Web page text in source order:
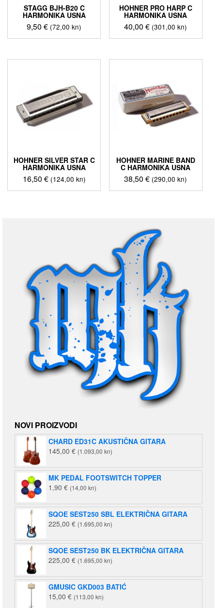
STAGG BJH-B20 C
HARMONIKA USNA
9,50€ (72,00 kn)
HOHNER PRO HARP C
HARMONIKA USNA
40,00€ (301,00 kn)
HOHNER SILVER STAR C
HARMONIKA USNA
16,50 € (124,00 kn)
HOHNER MARINE BAND
C HARMONIKA USNA
38,50€ (290,00 kn)
NOVI PROIZVODI
CHARD ED31C AKUSTIČNA GITARA
145,00 € (1.093,00 kn)
MK PEDAL FOOTSWITCH TOPPER
1,90 € (14,00 kn)
SQOE SEST250 SBL ELEKTRIČNA GITARA
225,00 € (1.695,00 kn)
SQOE SEST250 BK ELEKTRIČNA GITARA
225,00 € (1.695,00 kn)
GMUSIC GKD003 BATIĆ
15,00 € (113,00 kn)